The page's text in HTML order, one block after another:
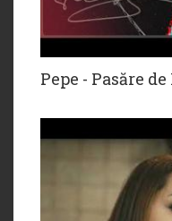
Pepe - Pasăre